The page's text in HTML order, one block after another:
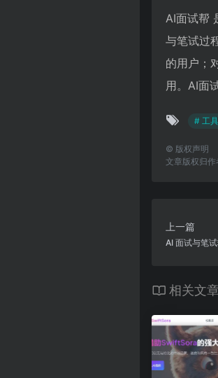
AI面试帮
与笔试过
的用户；
用。AI面
# 工
© 版权声明
文章版权归作
上一篇
AI 面试与笔
相关文章